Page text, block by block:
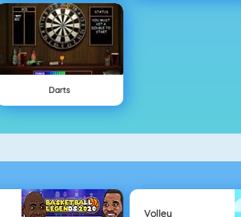
Darts
Volley